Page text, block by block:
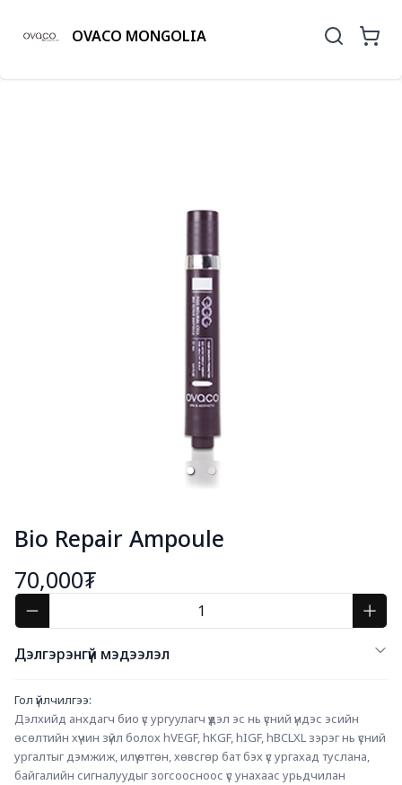
OVACO MONGOLIA
Bio Repair Ampoule
70,000₮
Дэлгэрэнгүй мэдээлэл
Гол үйлчилгээ:
Дэлхийд анхдагч био үс ургуулагч үүдэл эс нь үсний үндэс эсийн
өсөлтийн хүчин зүйл болох hVEGF, hKGF, hIGF, hBCLXL зэрэг нь үсний
ургалтыг дэмжиж, илүү өтгөн, хөвсгөр бат бэх үс ургахад туслана,
байгалийн сигналуудыг зогсоосноос үс унахаас урьдчилан